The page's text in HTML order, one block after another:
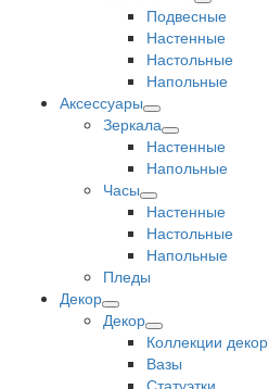
Подвесные
Настенные
Настольные
Напольные
Аксессуары
Зеркала
Настенные
Напольные
Часы
Настенные
Настольные
Напольные
Пледы
Декор
Декор
Коллекции декор
Вазы